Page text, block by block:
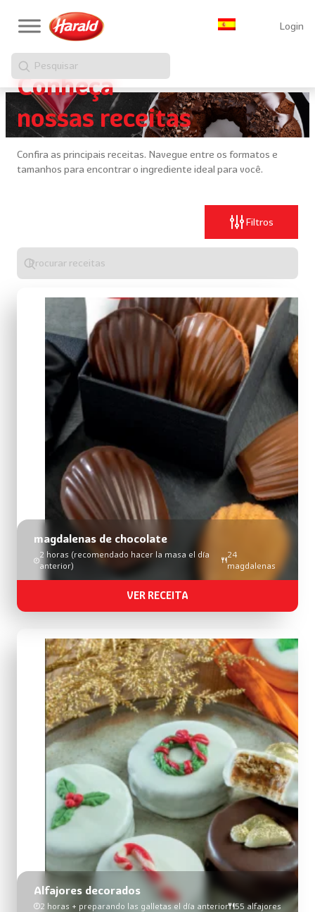
Login
Pesquisar
Conheça
nossas receitas
Confira as principais receitas. Navegue entre os formatos e
tamanhos para encontrar o ingrediente ideal para você.
Filtros
Digite
algo
para
realizar
receitas
magdalenas de chocolate
2 horas (recomendado hacer la masa el día
anterior)
24
magdalenas
VER RECEITA
Alfajores decorados
2 horas + preparando las galletas el día anterior 55 alfajores